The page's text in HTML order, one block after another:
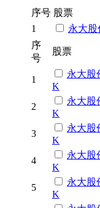
序号 股票
1
永大股
序
号
股票
1
永大股
K
2
永大股
K
3
永大股
K
4
永大股
K
5
永大股
K